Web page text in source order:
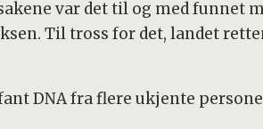
var det til og med funnet
Til tross for det, landet
DNA fra flere ukjente